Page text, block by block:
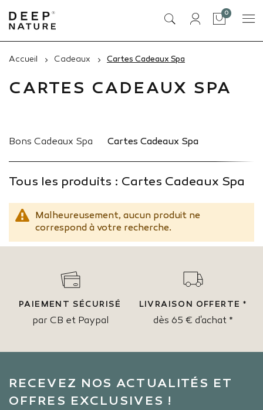
Panier
0articles
Accueil Cadeaux Cartes Cadeaux Spa
CARTES CADEAUX SPA
Bons Cadeaux Spa Cartes Cadeaux Spa
Tous les produits : Cartes Cadeaux Spa
Malheureusement, aucun produit ne
correspond à votre recherche.
PAIEMENT SÉCURISÉ
par CB et Paypal
LIVRAISON OFFERTE *
dès 65 € d'achat *
RECEVEZ NOS ACTUALITÉS ET
OFFRES EXCLUSIVES !